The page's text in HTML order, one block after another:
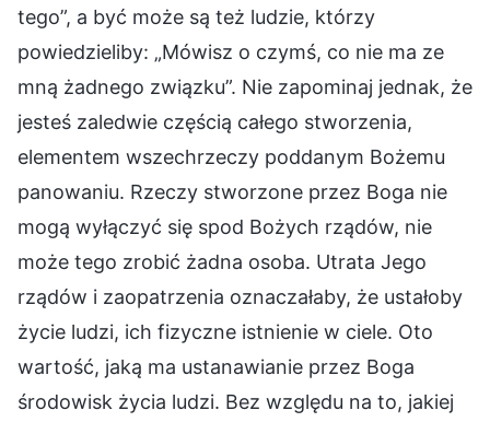
tego”, a być może są też ludzie, którzy
powiedzieliby: „Mówisz o czymś, co nie ma ze
mną żadnego związku”. Nie zapominaj jednak, że
jesteś zaledwie częścią całego stworzenia,
elementem wszechrzeczy poddanym Bożemu
panowaniu. Rzeczy stworzone przez Boga nie
mogą wyłączyć się spod Bożych rządów, nie
może tego zrobić żadna osoba. Utrata Jego
rządów i zaopatrzenia oznaczałaby, że ustałoby
życie ludzi, ich fizyczne istnienie w ciele. Oto
wartość, jaką ma ustanawianie przez Boga
środowisk życia ludzi. Bez względu na to, jakiej